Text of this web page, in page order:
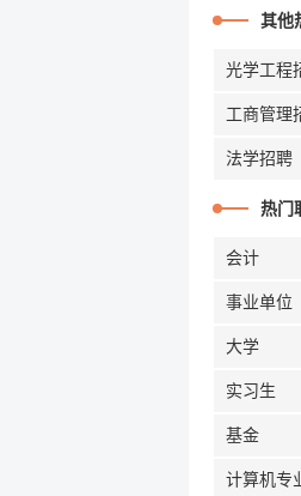
其他
光学工程
工商管理
法学招聘
热门
会计
事业单位
大学
实习生
基金
计算机专